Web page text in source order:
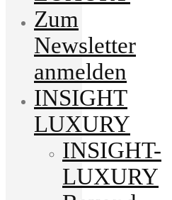
Zum
Newsletter
anmelden
INSIGHT
LUXURY
INSIGHT-
LUXURY